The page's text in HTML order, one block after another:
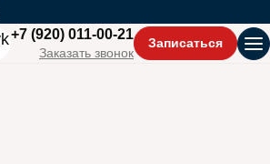
+7 (920) 011-00-21
Заказать звонок
Записаться